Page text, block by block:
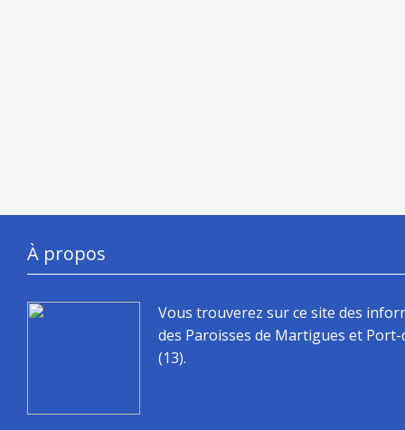
À propos
Vous trouverez sur ce site des
des Paroisses de Martigues et
(13).